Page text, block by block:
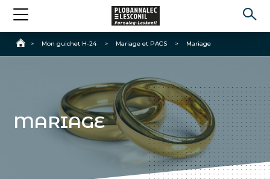
Accueil
> Mon guichet H-24 > Mariage et PACS > Mariage
MARIAGE